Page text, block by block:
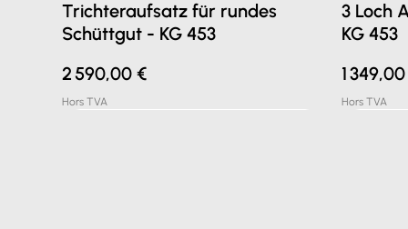
Trichteraufsatz für rundes
Schüttgut - KG 453
Prix
2 590,00 €
Hors TVA
3 Loch
KG 453
Prix
1
Hors TVA